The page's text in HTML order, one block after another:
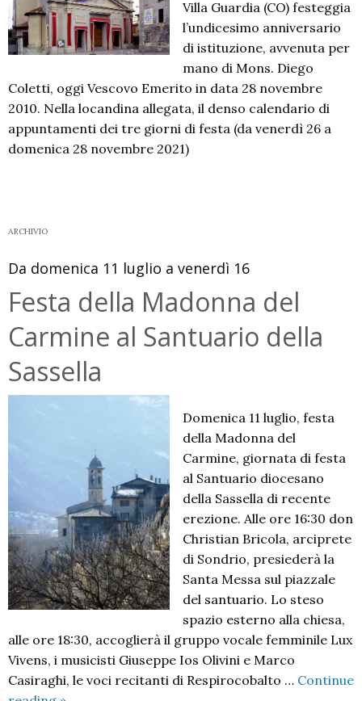
Villa Guardia (CO) festeggia
l’undicesimo anniversario
di istituzione, avvenuta per
mano di Mons. Diego
Coletti, oggi Vescovo Emerito in data 28 novembre
2010. Nella locandina allegata, il denso calendario di
appuntamenti dei tre giorni di festa (da venerdì 26 a
domenica 28 novembre 2021)
ARCHIVIO
Da domenica 11 luglio a venerdì 16
Festa della Madonna del
Carmine al Santuario della
Sassella
Domenica 11 luglio, festa
della Madonna del
Carmine, giornata di festa
al Santuario diocesano
della Sassella di recente
erezione. Alle ore 16:30 don
Christian Bricola, arciprete
di Sondrio, presiederà la
Santa Messa sul piazzale
del santuario. Lo steso
spazio esterno alla chiesa,
alle ore 18:30, accoglierà il gruppo vocale femminile Lux
Vivens, i musicisti Giuseppe Ios Olivini e Marco
Casiraghi, le voci recitanti di Respirocobalto … Continue